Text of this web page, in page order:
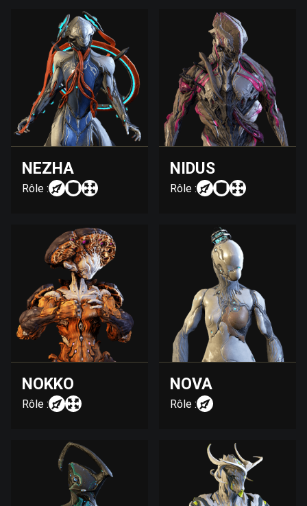
NEZHA
Rôle :
NIDUS
Rôle :
NOKKO
Rôle :
NOVA
Rôle :